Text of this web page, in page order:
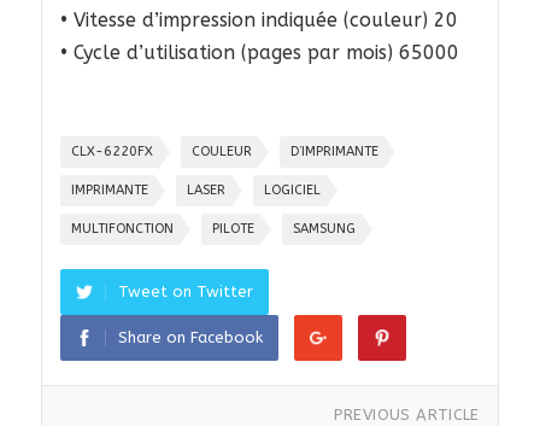
• Vitesse d’impression indiquée (couleur) 20
• Cycle d’utilisation (pages par mois) 65000
CLX-6220FX COULEUR D’IMPRIMANTE
IMPRIMANTE LASER LOGICIEL
MULTIFONCTION PILOTE SAMSUNG
Tweet on Twitter
Share on Facebook
PREVIOUS ARTICLE